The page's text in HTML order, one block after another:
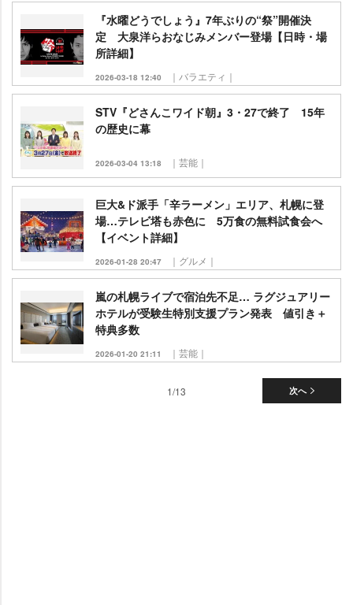
『水曜どうでしょう』7年ぶりの“祭”開催決
定 大泉洋らおなじみメンバー登場【日時・場
所詳細】
2026-03-18 12:40 ｜バラエティ｜
STV『どさんこワイド朝』3・27で終了 15年
の歴史に幕
2026-03-04 13:18 ｜芸能｜
巨大&ド派手「辛ラーメン」エリア、札幌に登
場…テレビ塔も赤色に 5万食の無料試食会へ
【イベント詳細】
2026-01-28 20:47 ｜グルメ｜
嵐の札幌ライブで宿泊先不足… ラグジュアリー
ホテルが受験生特別支援プラン発表 値引き＋
特典多数
2026-01-20 21:11 ｜芸能｜
次へ
1/13